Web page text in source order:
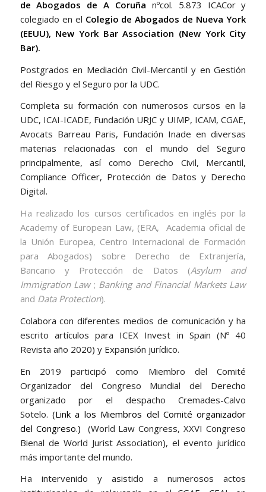
de Abogados de A Coruña nºcol. 5.873 ICACor y
colegiado en el Colegio de Abogados de Nueva York
(EEUU), New York Bar Association (New York City
Bar).
Postgrados en Mediación Civil-Mercantil y en Gestión
del Riesgo y el Seguro por la UDC.
Completa su formación con numerosos cursos en la
UDC, ICAI-ICADE, Fundación URJC y UIMP, ICAM, CGAE,
Avocats Barreau Paris, Fundación Inade en diversas
materias relacionadas con el mundo del Seguro
principalmente, así como Derecho Civil, Mercantil,
Compliance Officer, Protección de Datos y Derecho
Digital.
Ha realizado los cursos certificados en inglés por la
Academy of European Law, (ERA, Academia oficial de
la Unión Europea, Centro Internacional de Formación
para Abogados) sobre Derecho de Extranjería,
Bancario y Protección de Datos (Asylum and
Immigration Law; Banking and Financial Markets Law
and Data Protection).
Colabora con diferentes medios de comunicación y ha
escrito artículos para ICEX Invest in Spain (Nº 40
Revista año 2020) y Expansión jurídico.
En 2019 participó como Miembro del Comité
Organizador del Congreso Mundial del Derecho
organizado por el despacho Cremades-Calvo
Sotelo. (Link a los Miembros del Comité organizador
del Congreso.) (World Law Congress, XXVI Congreso
Bienal de World Jurist Association), el evento jurídico
más importante del mundo.
Ha intervenido y asistido a numerosos actos